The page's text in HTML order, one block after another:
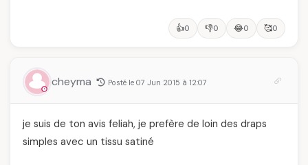
👍0 👎0 😂0 🥰0
cheyma Posté le 07 Jun 2015 à 12:07
je suis de ton avis feliah, je prefère de loin des draps
simples avec un tissu satiné